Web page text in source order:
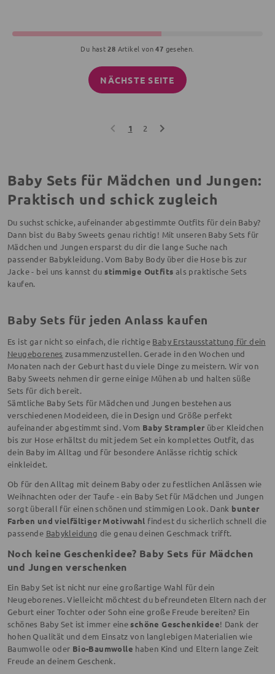
Du hast 28 Artikel von47 gesehen.
NÄCHSTE SEITE
1 2
Baby Sets für Mädchen und Jungen:
Praktisch und schick zugleich
Du suchst schicke, aufeinander abgestimmte Outfits für dein Baby?
Dann bist du Baby Sweets genau richtig! Mit unseren Baby Sets für
Mädchen und Jungen ersparst du dir die lange Suche nach
passender Babykleidung. Vom Baby Body über die Hose bis zur
Jacke - bei uns kannst dustimmige Outfits als praktische Sets
kaufen.
Baby Sets für jeden Anlass kaufen
Es ist gar nicht so einfach, die richtige Baby Erstausstattung für dein
Neugeborenes zusammenzustellen. Gerade in den Wochen und
Monaten nach der Geburt hast du viele Dinge zu meistern. Wir von
Baby Sweets nehmen dir gerne einige Mühen ab und halten süße
Sets für dich bereit.
Sämtliche Baby Sets für Mädchen und Jungen bestehen aus
verschiedenen Modeideen, die in Design und Größe perfekt
aufeinander abgestimmt sind. Vom Baby Strampler über Kleidchen
bis zur Hose erhältst du mit jedem Set ein komplettes Outfit, das
dein Baby im Alltag und für besondere Anlässe richtig schick
einkleidet.
Ob für den Alltag mit deinem Baby oder zu festlichen Anlässen wie
Weihnachten oder der Taufe - ein Baby Set für Mädchen und Jungen
sorgt überall für einen schönen und stimmigen Look. Dank bunter
Farben und vielfältiger Motivwahl findest du sicherlich schnell die
passende Babykleidung die genau deinen Geschmack trifft.
Noch keine Geschenkidee? Baby Sets für Mädchen
und Jungen verschenken
Ein Baby Set ist nicht nur eine großartige Wahl für dein
Neugeborenes. Vielleicht möchtest du befreundeten Eltern nach der
Geburt einer Tochter oder Sohn eine große Freude bereiten? Ein
schönes Baby Set ist immer eineschöne Geschenkidee! Dank der
hohen Qualität und dem Einsatz von langlebigen Materialien wie
Baumwolle oder Bio-Baumwolle haben Kind und Eltern lange Zeit
Freude an deinem Geschenk.